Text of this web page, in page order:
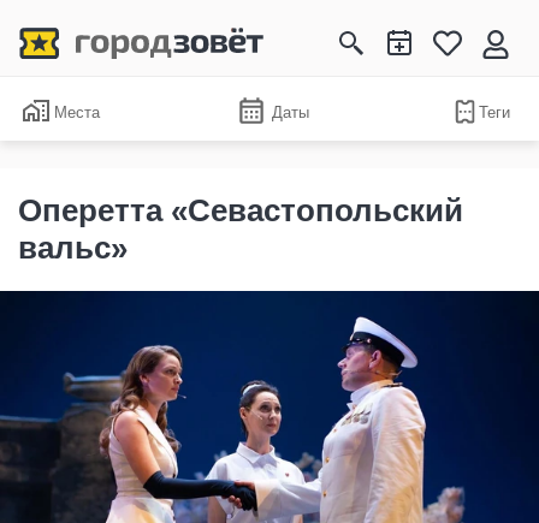
Места Даты Теги
Оперетта «Севастопольский
вальс»